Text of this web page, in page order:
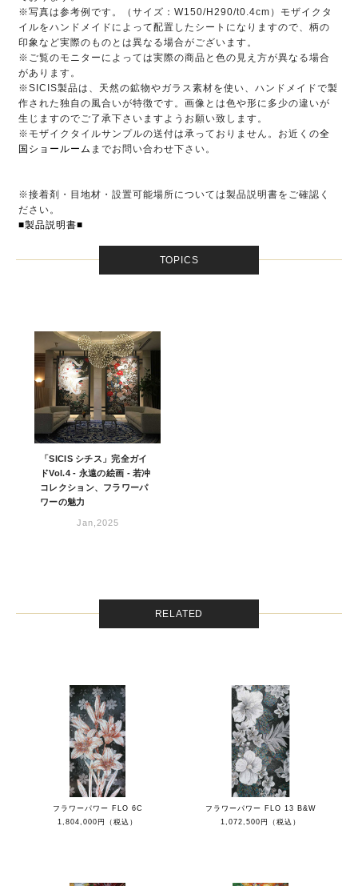
※写真は参考例です。（サイズ：W150/H290/t0.4cm）モザイクタ
イルをハンドメイドによって配置したシートになりますので、柄の
印象など実際のものとは異なる場合がございます。
※ご覧のモニターによっては実際の商品と色の見え方が異なる場合
があります。
※SICIS製品は、天然の鉱物やガラス素材を使い、ハンドメイドで製
作された独自の風合いが特徴です。画像とは色や形に多少の違いが
生じますのでご了承下さいますようお願い致します。
※モザイクタイルサンプルの送付は承っておりません。お近くの全
国ショールーム までお問い合わせ下さい。
※接着剤・目地材・設置可能場所については製品説明書をご確認く
ださい。
■製品説明書■
TOPICS
「SICIS シチス」完全ガイ
ドVol.4 - 永遠の絵画 - 若冲
コレクション、フラワーパ
ワーの魅力
Jan,2025
RELATED
フラワーパワー FLO 6C
1,804,000円（税込）
フラワーパワー FLO 13 B&W
1,072,500円（税込）